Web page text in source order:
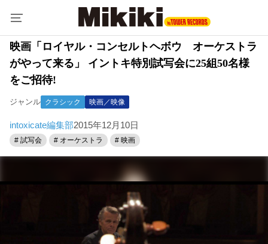
映画「ロイヤル・コンセルトヘボウ オーケストラ
がやって来る」 イントキ特別試写会に25組50名様
をご招待!
ジャンル クラシック 映画／映像
intoxicate編集部2015年12月10日
# 試写会 # オーケストラ # 映画